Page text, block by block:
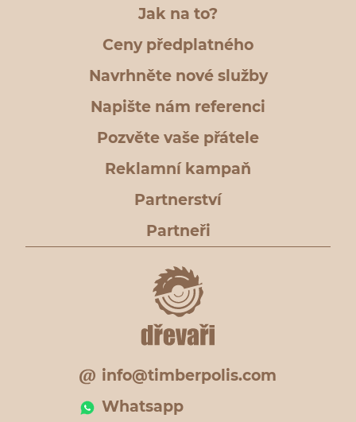
Jak na to?
Ceny předplatného
Navrhněte nové služby
Napište nám referenci
Pozvěte vaše přátele
Reklamní kampaň
Partnerství
Partneři
info@timberpolis.com
Whatsapp